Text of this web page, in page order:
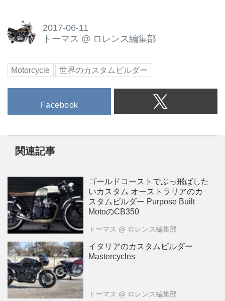
2017-06-11
トーマス @ ロレンス編集部
Motorcycle 世界のカスタムビルダー
Facebook
関連記事
ゴールドコーストでぶっ飛ばした
いカスタム オーストラリアのカ
スタムビルダー Purpose Built
MotoのCB350
トーマス @ ロレンス編集部
イタリアのカスタムビルダー
Mastercycles
トーマス @ ロレンス編集部